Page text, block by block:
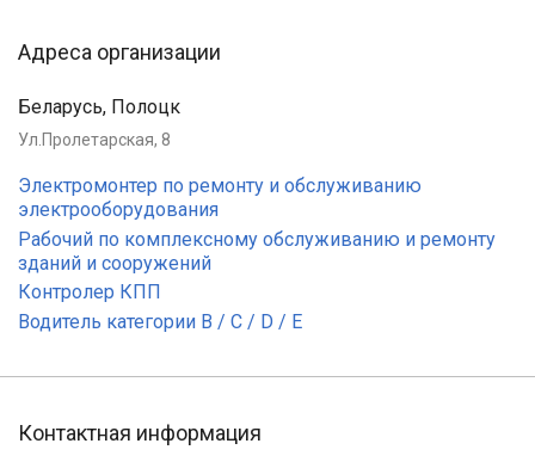
Адреса организации
Беларусь, Полоцк
Ул.Пролетарская, 8
Электромонтер по ремонту и обслуживанию
электрооборудования
Рабочий по комплексному обслуживанию и ремонту
зданий и сооружений
Контролер КПП
Водитель категории B / С / D / E
Контактная информация